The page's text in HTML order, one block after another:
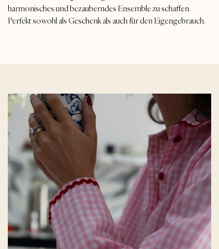
harmonisches und bezauberndes Ensemble zu schaffen.
Perfekt sowohl als Geschenk als auch für den Eigengebrauch.